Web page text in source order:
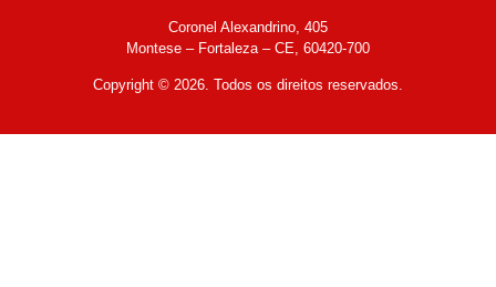
Coronel Alexandrino, 405
Montese – Fortaleza – CE, 60420-700
Copyright © 2026. Todos os direitos reservados.